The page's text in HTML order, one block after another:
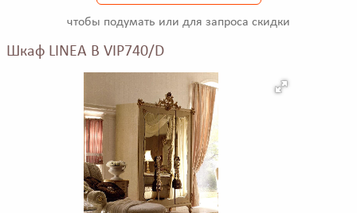
чтобы подумать или для запроса скидки
Шкаф LINEA B VIP740/D